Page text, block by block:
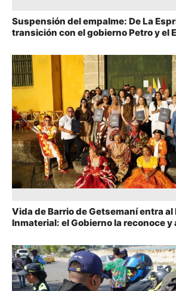
Suspensión del empalme: De La
transición con el gobierno Petro y el
Vida de Barrio de Getsemaní entra
Inmaterial: el Gobierno la reconoce